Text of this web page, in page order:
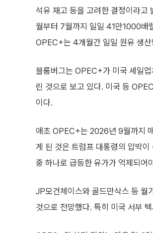
석유 재고 등을 고려한 결정이라
월부터 7월까지 일일 41만1000배
OPEC+는 4개월간 일일 원유 생
블룸버그는 OPEC+가 미국 셰일
린 것으로 보고 있다. 미국 등
이다.
애초 OPEC+는 2026년 9월까지
게 된 것은 트럼프 대통령의 압박
중 하나로 급등한 유가가 억제되어
JP모건체이스와 골드만삭스 등 월
것으로 전망했다. 특히 미국 서부